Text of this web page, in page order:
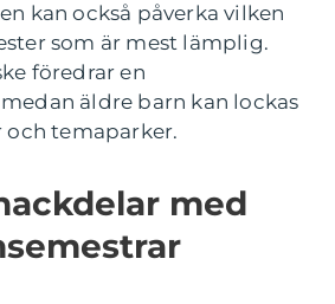
kan också påverka vilken
som är mest lämplig.
föredrar en
äldre barn kan lockas
och temaparker.
med